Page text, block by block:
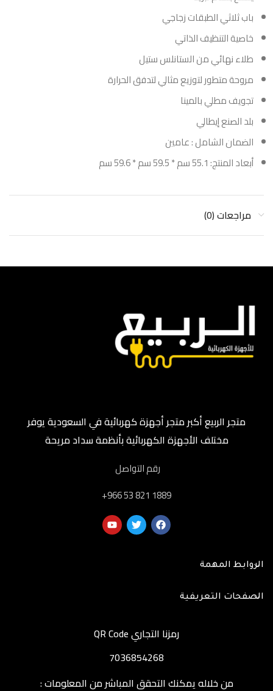
باب ثلاثي الطبقات زجاجي
خاصية التنظيف الذاتي
طلاء نهائي من الستانلس ستيل
مروحة متطور لتوزيع مثالي لتدفق الحرارة
تجويف مطلي بالمينا
بلد الصنع إيطالي
الضمان الشامل : عامين
أبعاد المنتج: 55.1 سم * 59.5 سم * 59.6 سم
مراجعات (0)
متجر الربيع أكبر متجر أجهزة كهربائية في السعودية يوفر
مختلف الأجهزة الكهربائية بأنظمة سداد مريحة
رقم التواصل
‎+966 53 821 1889
الروابط المهمة
الصفحات التعريفية
رمزنا التجاري QR Code
7036854268
من خلاله يمكنك التحقق المباشر من المعلومات :